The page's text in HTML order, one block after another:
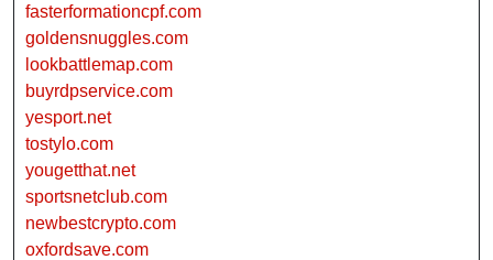
fasterformationcpf.com
goldensnuggles.com
lookbattlemap.com
buyrdpservice.com
yesport.net
tostylo.com
yougetthat.net
sportsnetclub.com
newbestcrypto.com
oxfordsave.com